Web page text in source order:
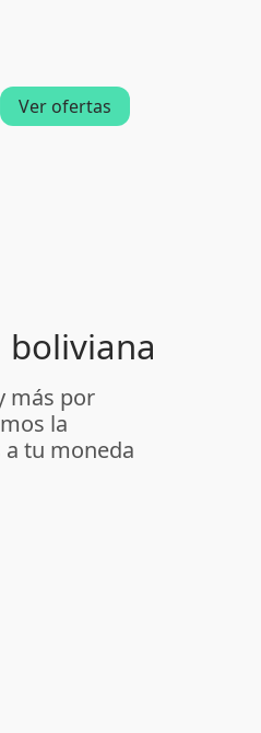
Ver ofertas
boliviana
más por
la
tu moneda